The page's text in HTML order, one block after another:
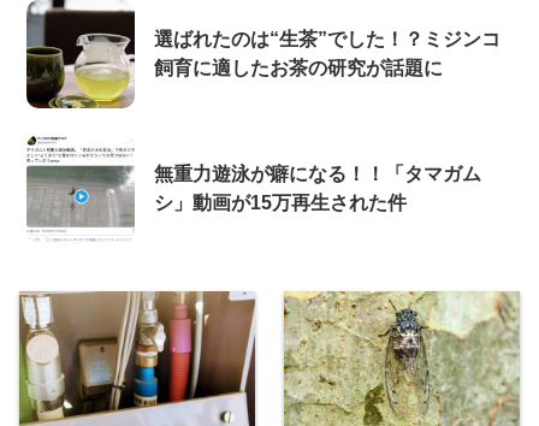
選ばれたのは“生茶”でした！？ミジンコ
飼育に適したお茶の研究が話題に
無重力遊泳が癖になる！！「タマガム
シ」動画が15万再生された件